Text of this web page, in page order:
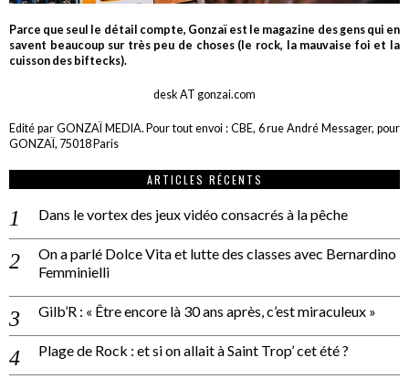
Parce que seul le détail compte, Gonzaï est le magazine des gens qui en
savent beaucoup sur très peu de choses (le rock, la mauvaise foi et la
cuisson des biftecks).
desk AT gonzai.com
Edité par GONZAÏ MEDIA. Pour tout envoi : CBE, 6 rue André Messager, pour
GONZAÏ, 75018 Paris
ARTICLES RÉCENTS
Dans le vortex des jeux vidéo consacrés à la pêche
On a parlé Dolce Vita et lutte des classes avec Bernardino
Femminielli
Gilb’R : « Être encore là 30 ans après, c’est miraculeux »
Plage de Rock : et si on allait à Saint Trop’ cet été ?